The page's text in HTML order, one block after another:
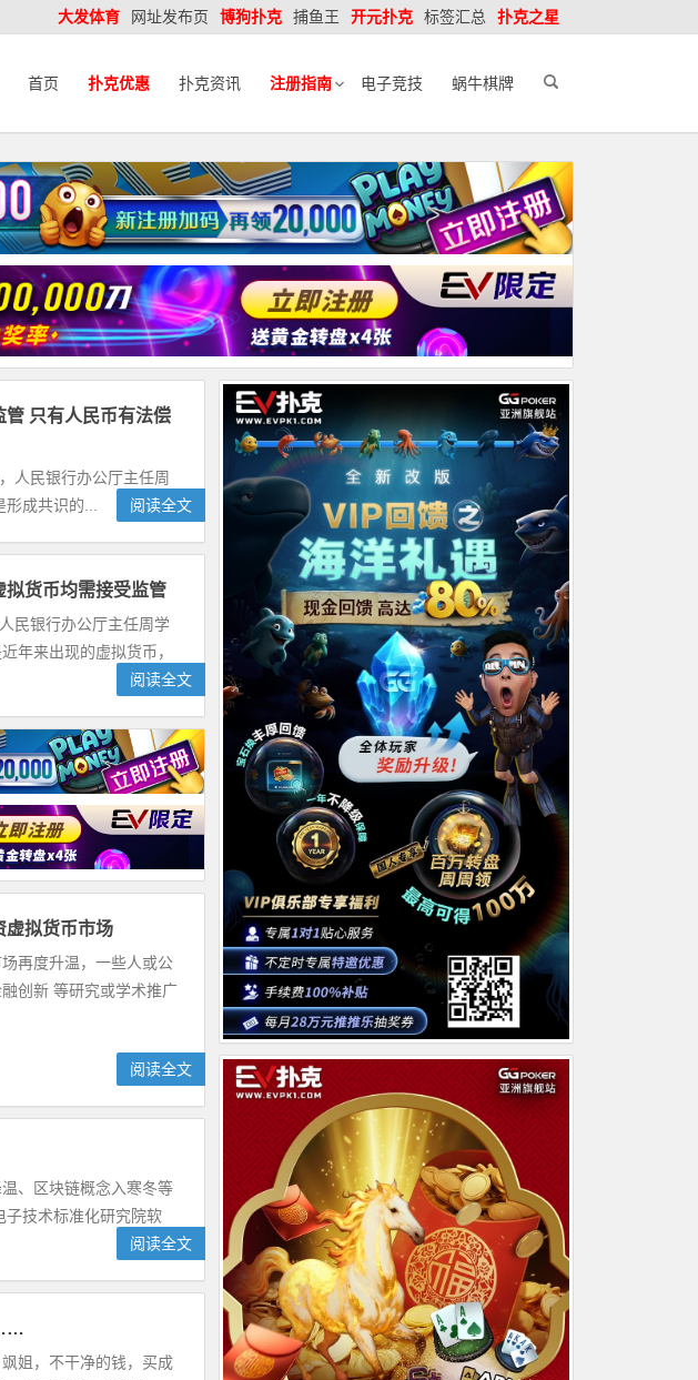
大发体育 网址发布页 博狗扑克 捕鱼王 开元扑克 标签汇总 扑克之星
首页 扑克优惠 扑克资讯 注册指南 电子竞技 蜗牛棋牌
管 只有人民币有法偿
人民银行办公厅主任周
成共识的...
阅读全文
拟货币均需接受监管
民银行办公厅主任周学
年来出现的虚拟货币，
阅读全文
虚拟货币市场
再度升温，一些人或公
创新 等研究或学术推广
阅读全文
、区块链概念入寒冬等
子技术标准化研究院软
阅读全文
……
姐，不干净的钱，买成